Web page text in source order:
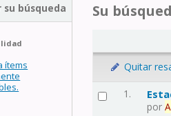
su búsqueda
ítems
Su
Quitar
1.
por